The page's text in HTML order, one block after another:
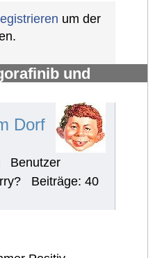
um der
und
Dorf
Benutzer
Beiträge: 40